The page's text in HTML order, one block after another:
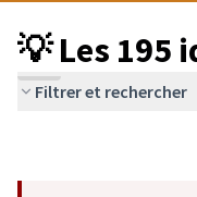
💡 Les 195
Filtrer et rechercher